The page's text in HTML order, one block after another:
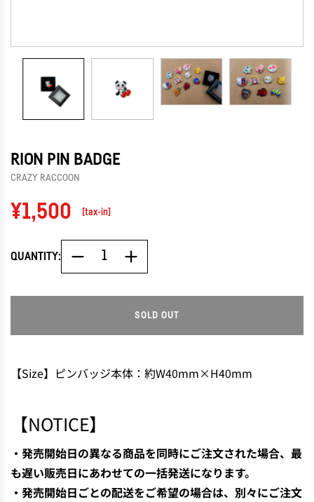
RION PIN BADGE
CRAZY RACCOON
Regular
price
¥1,500 [tax-in]
QUANTITY:
SOLD OUT
O
D
.
【Size】ピンバッジ本体：約W40mm×H40mm
【NOTICE】
・発売開始日の異なる商品を同時にご注文された場合、最
も遅い販売日にあわせての一括発送になります。
・発売開始日ごとの配送をご希望の場合は、別々にご注文